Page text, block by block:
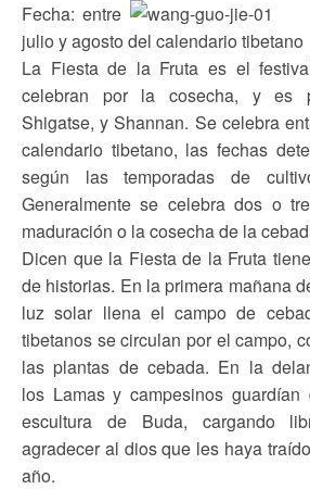
Fecha: entre
julio y agosto del calendario tibetano
La Fiesta de la Fruta es el
celebran por la cosecha, y es
Shigatse, y Shannan. Se celebra
calendario tibetano, las fechas
según las temporadas de
Generalmente se celebra dos o
maduración o la cosecha de la
Dicen que la Fiesta de la Fruta
de historias. En la primera mañana
luz solar llena el campo de
tibetanos se circulan por el campo,
las plantas de cebada. En la
los Lamas y campesinos guardían
escultura de Buda, cargando
agradecer al dios que les haya
año.